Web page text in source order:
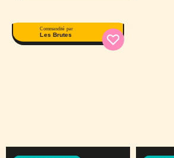
Commandité par
Les Brutes